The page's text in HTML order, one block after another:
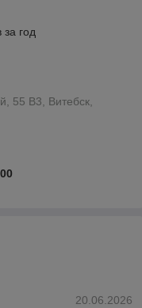
год
55 B3, Витебск,
20.06.2026